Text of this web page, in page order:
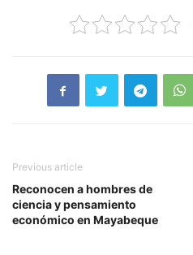
Previous article
Reconocen a hombres de
ciencia y pensamiento
económico en Mayabeque